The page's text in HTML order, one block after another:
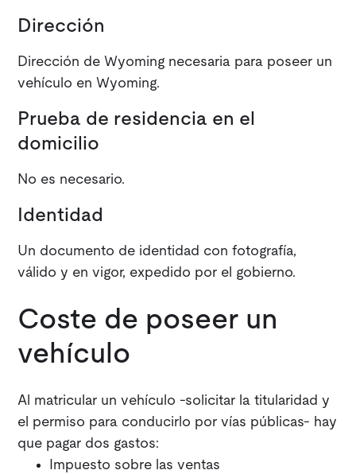
Dirección
Dirección de Wyoming necesaria para poseer un
vehículo en Wyoming.
Prueba de residencia en el
domicilio
No es necesario.
Identidad
Un documento de identidad con fotografía,
válido y en vigor, expedido por el gobierno.
Coste de poseer un
vehículo
Al matricular un vehículo -solicitar la titularidad y
el permiso para conducirlo por vías públicas- hay
que pagar dos gastos:
Impuesto sobre las ventas